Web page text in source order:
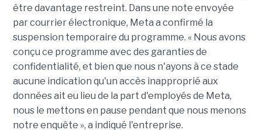
être davantage restreint. Dans une note envoyée
par courrier électronique, Meta a confirmé la
suspension temporaire du programme. « Nous avons
conçu ce programme avec des garanties de
confidentialité, et bien que nous n'ayons à ce stade
aucune indication qu'un accès inapproprié aux
données ait eu lieu de la part d'employés de Meta,
nous le mettons en pause pendant que nous menons
notre enquête », a indiqué l'entreprise.